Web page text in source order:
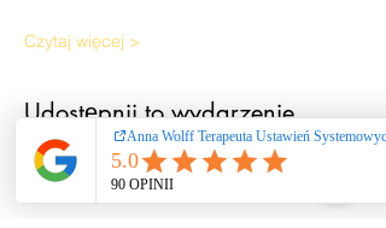
Czytaj więcej >
Udostępnij to wydarzenie